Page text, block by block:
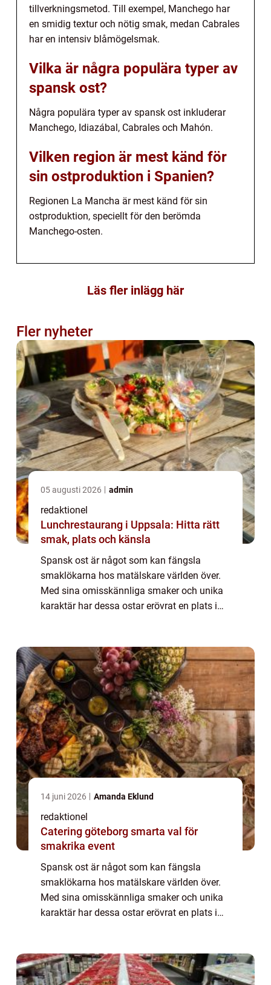
tillverkningsmetod. Till exempel, Manchego har
en smidig textur och nötig smak, medan Cabrales
har en intensiv blåmögelsmak.
Vilka är några populära typer av
spansk ost?
Några populära typer av spansk ost inkluderar
Manchego, Idiazábal, Cabrales och Mahón.
Vilken region är mest känd för
sin ostproduktion i Spanien?
Regionen La Mancha är mest känd för sin
ostproduktion, speciellt för den berömda
Manchego-osten.
Läs fler inlägg här
Fler nyheter
05 augusti 2026 admin
redaktionel
Lunchrestaurang i Uppsala: Hitta rätt
smak, plats och känsla
Spansk ost är något som kan fängsla
smaklökarna hos matälskare världen över.
Med sina omisskännliga smaker och unika
karaktär har dessa ostar erövrat en plats i
utforskningstur ...
14 juni 2026 Amanda Eklund
redaktionel
Catering göteborg smarta val för
smakrika event
Spansk ost är något som kan fängsla
smaklökarna hos matälskare världen över.
Med sina omisskännliga smaker och unika
karaktär har dessa ostar erövrat en plats i
utforskningstur ...